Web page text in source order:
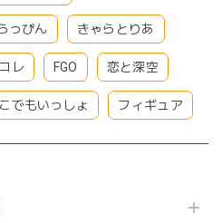
っぴん きゃらとりあ
レ FGO 恋と深空
でもいっしょ フィギュア